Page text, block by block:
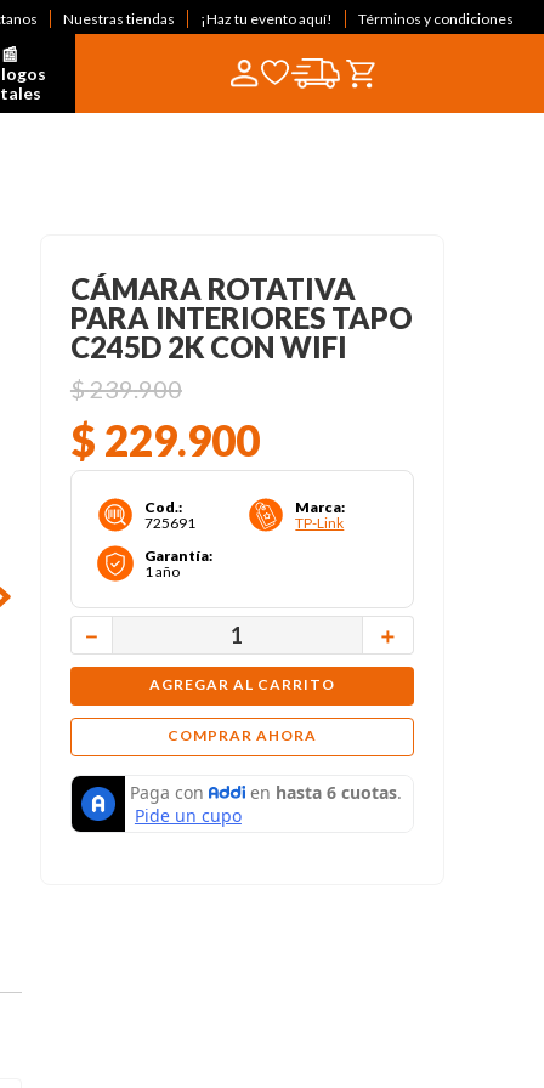
Nuestras tiendas ¡Haz tu evento aquí! Términos y condiciones
CÁMARA ROTATIVA
PARA INTERIORES TAPO
C245D 2K CON WIFI
$239.900
$ 229.900
Cod.:
725691
Marca:
TP-Link
Garantía:
1 año
＋
－
AGREGAR AL CARRITO
COMPRAR AHORA